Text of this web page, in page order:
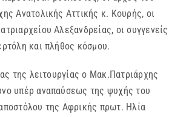
Ανατολικής Αττικής κ. Κουρής, οι
Αλεξανδρείας, οι συγγενείς
και πλήθος κόσμου.
της λειτουργίας ο Μακ.Πατριάρχης
υπέρ αναπαύσεως της ψυχής του
της Αφρικής πρωτ. Ηλία